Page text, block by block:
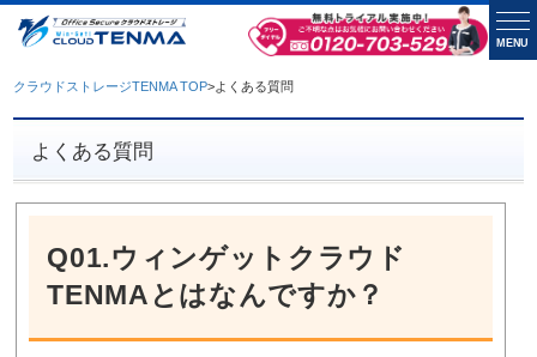
クラウドストレージTENMA TOP>よくある質問
よくある質問
Q01.ウィンゲットクラウド
TENMAとはなんですか？
MENU